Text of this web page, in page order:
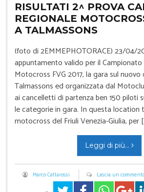
RISULTATI 2^ PROVA
REGIONALE
A TALMASSONS
(foto di 2EMMEPHOTORACE) 23/04/
appuntamento valido per il
Motocross FVG 2017, la gara sul
Talmassons ed organizzata dal
ai cancelletti di partenza ben 150 piloti
le categorie in gara. In questa location
motocross del Friuli Venezia-Giulia, per
Leggi di più...
Marco Cattarossi Lascia un